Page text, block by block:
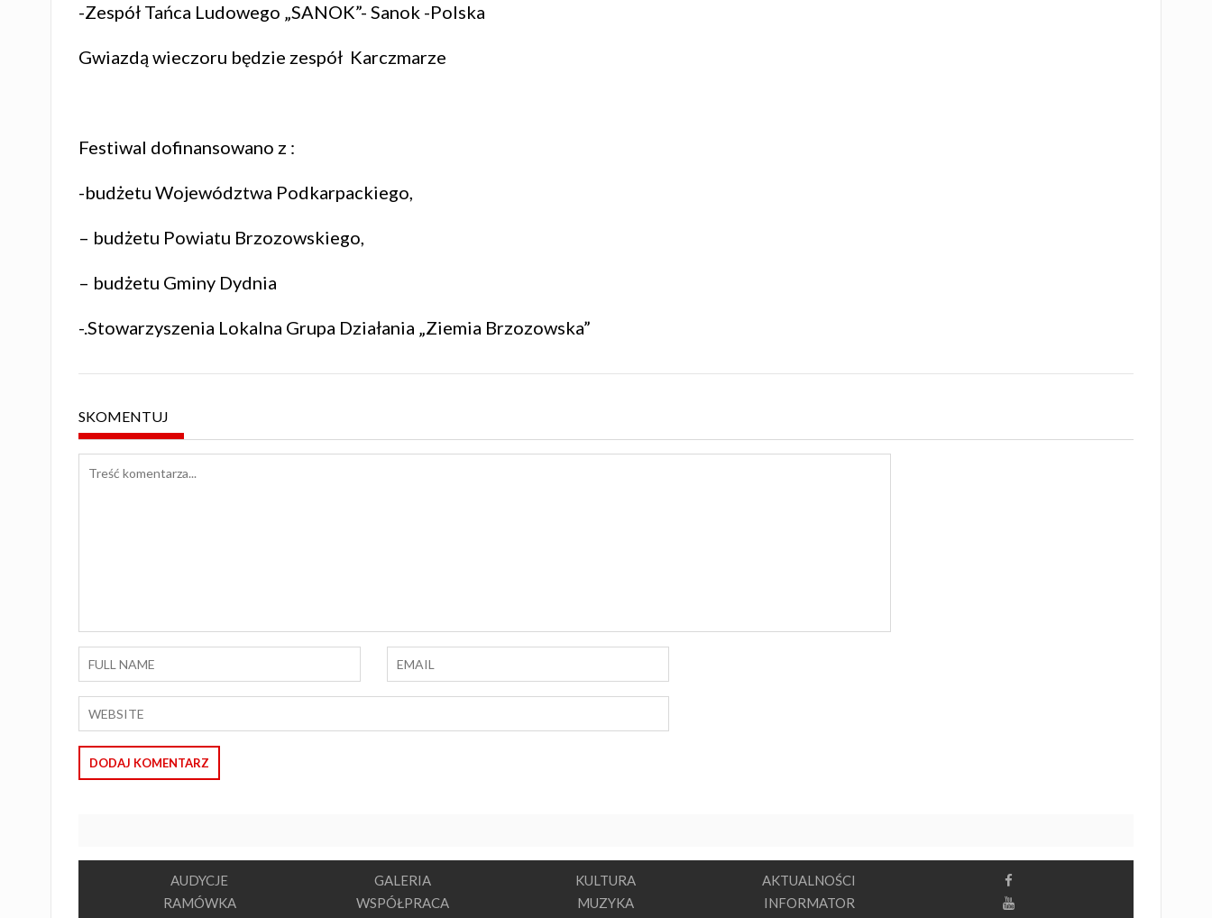
-Zespół Tańca Ludowego „SANOK”- Sanok -Polska
Gwiazdą wieczoru będzie zespół Karczmarze
Festiwal dofinansowano z :
-budżetu Województwa Podkarpackiego,
– budżetu Powiatu Brzozowskiego,
– budżetu Gminy Dydnia
-.Stowarzyszenia Lokalna Grupa Działania „Ziemia Brzozowska”
SKOMENTUJ
AUDYCJE
RAMÓWKA
GALERIA
WSPÓŁPRACA
KULTURA
MUZYKA
AKTUALNOŚCI
INFORMATOR